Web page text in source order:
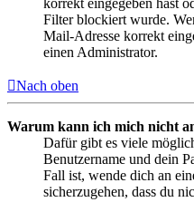
Filter blockiert wurde.
Mail-Adresse korrekt
einen Administrator.
Nach oben
Warum kann ich mich nicht
Dafür gibt es viele
Benutzername und dein
Fall ist, wende dich an
sicherzugehen, dass du